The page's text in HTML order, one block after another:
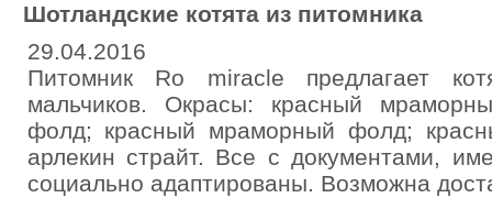
Шотландские котята из питомника
29.04.2016
Питомник Ro miracle предлагает
мальчиков. Окрасы: красный
фолд; красный мраморный фолд;
арлекин страйт. Все с документами,
социально адаптированы. Возможна